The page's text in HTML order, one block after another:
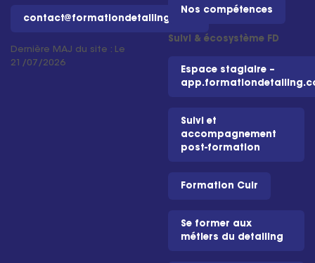
contact@formationdetailing.com
Dernière MAJ du site : Le
21/07/2026
Nos compétences
Suivi & écosystème FD
Espace stagiaire –
Suivi et
accompagnement
post-formation
Formation Cuir
Se former aux
métiers du detailing